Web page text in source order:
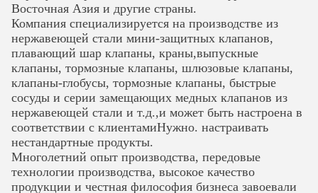
Восточная Азия и другие страны.
Компания специализируется на производстве из
нержавеющей стали мини-защитных клапанов,
плавающий шар клапаны, краны,выпускные
клапаны, тормозные клапаны, шлюзовые клапаны,
клапаны-глобусы, тормозные клапаны, быстрые
сосуды и серии замещающих медных клапанов из
нержавеющей стали и т.д.,и может быть настроена в
соответствии с клиентамиНужно. настраивать
нестандартные продукты.
Многолетний опыт производства, передовые
технологии производства, высокое качество
продукции и честная философия бизнеса завоевали